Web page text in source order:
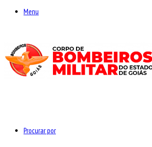
Menu
Procurar por